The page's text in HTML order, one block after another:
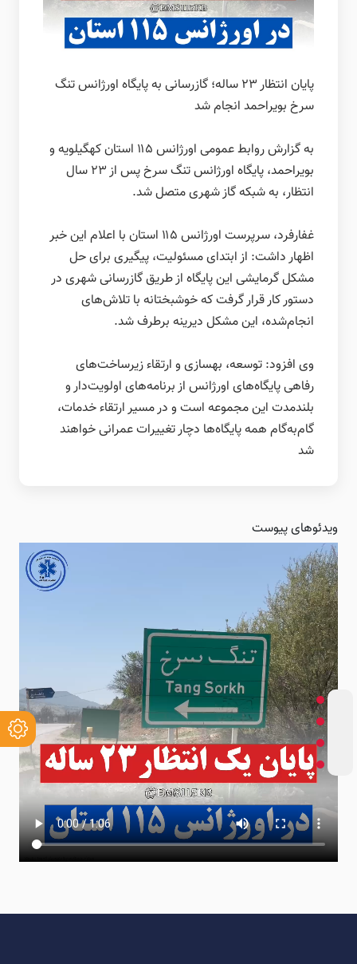
پایان انتظار ۲۳ ساله؛ گازرسانی به پایگاه اورژانس تنگ
سرخ بویراحمد انجام شد
به گزارش روابط عمومی اورژانس ۱۱۵ استان کهگیلویه و
بویراحمد، پایگاه اورژانس تنگ سرخ پس از ۲۳ سال
انتظار، به شبکه گاز شهری متصل شد.
غفارفرد، سرپرست اورژانس ۱۱۵ استان با اعلام این خبر
اظهار داشت: از ابتدای مسئولیت، پیگیری برای حل
مشکل گرمایشی این پایگاه از طریق گازرسانی شهری در
دستور کار قرار گرفت که خوشبختانه با تلاش‌های
انجام‌شده، این مشکل دیرینه برطرف شد.
وی افزود: توسعه، بهسازی و ارتقاء زیرساخت‌های
رفاهی پایگاه‌های اورژانس از برنامه‌های اولویت‌دار و
بلندمدت این مجموعه است و در مسیر ارتقاء خدمات،
گام‌به‌گام همه پایگاه‌ها دچار تغییرات عمرانی خواهند
شد
ویدئوهای پیوست